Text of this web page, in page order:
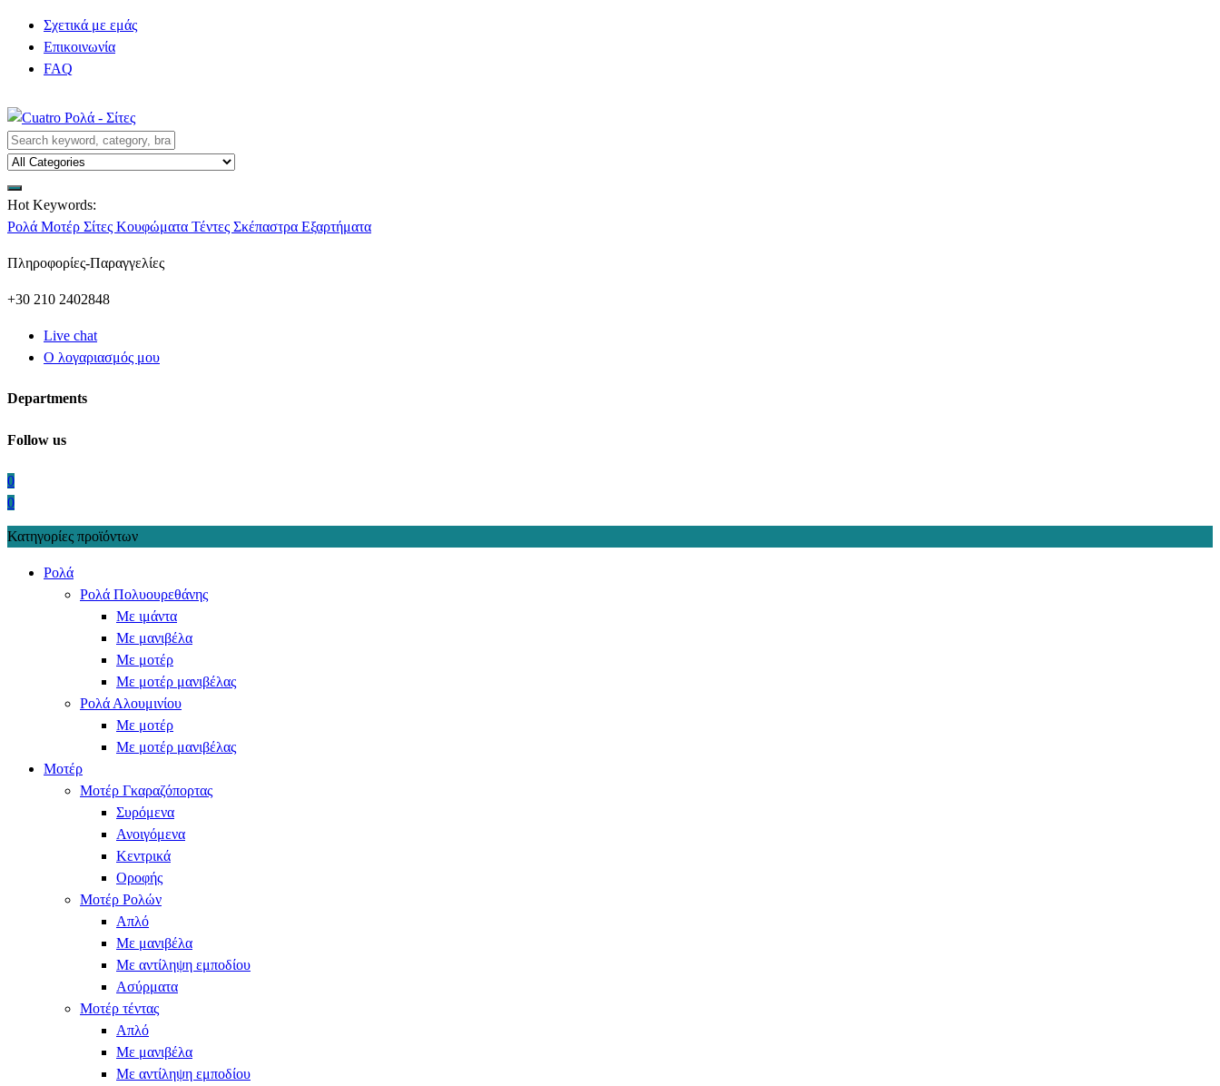
Σχετικά με εμάς
Επικοινωνία
FAQ
Hot Keywords:
Ρολά Μοτέρ Σίτες Κουφώματα Τέντες Σκέπαστρα Εξαρτήματα
Πληροφορίες-Παραγγελίες
+30 210 2402848
Live chat
Ο λογαριασμός μου
Departments
Follow us
0
0
Κατηγορίες προϊόντων
Ρολά
Ρολά Πολυουρεθάνης
Με ιμάντα
Με μανιβέλα
Με μοτέρ
Με μοτέρ μανιβέλας
Ρολά Αλουμινίου
Με μοτέρ
Με μοτέρ μανιβέλας
Μοτέρ
Μοτέρ Γκαραζόπορτας
Συρόμενα
Ανοιγόμενα
Κεντρικά
Οροφής
Μοτέρ Ρολών
Απλό
Με μανιβέλα
Με αντίληψη εμποδίου
Ασύρματα
Μοτέρ τέντας
Απλό
Με μανιβέλα
Με αντίληψη εμποδίου